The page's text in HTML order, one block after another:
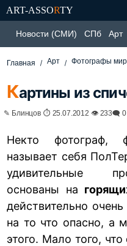
ART-ASSORTY
Новости (СМИ) СПб Арт
Главная Арт Фотографы
Картины из
✎ Блинцов ⏱ 25.07.2012 👁 233🗨 0
Некто фотограф,
называет себя
удивительные
основаны на
действительно
на то что опасно, а
этого. Мало того,